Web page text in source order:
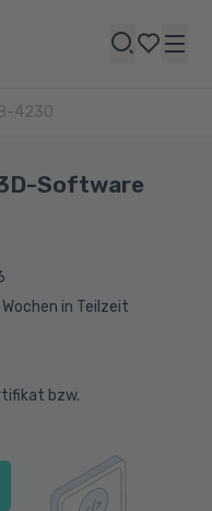
B-4230
Software
in Teilzeit
bzw.